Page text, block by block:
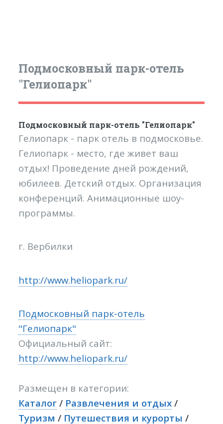
Подмосковный парк-отель
"Гелиопарк"
Подмосковный парк-отель "Гелиопарк"
Гелиопарк - парк отель в подмосковье.
Гелиопарк - место, где живет ваш
отдых! Проведение дней рождений,
юбилеев. Детский отдых. Организация
конференций. Анимационные шоу-
программы.
г. Вербилки
http://www.heliopark.ru/
Подмосковный парк-отель
"Гелиопарк"
Официальный сайт:
http://www.heliopark.ru/
Размещен в категории:
Каталог / Развлечения и отдых /
Туризм / Путешествия и курорты /